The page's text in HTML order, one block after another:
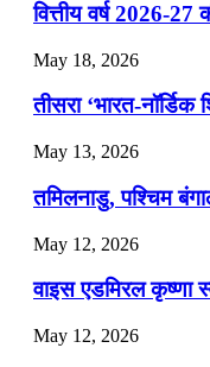
July 22, 2026
📝 डेली करेंट
July 19, 2026
📝 डेली करेंट
July 16, 2026
📝 डेली करेंट
वित्तीय वर्ष 2026-27
May 18, 2026
तीसरा ‘भारत-
May 13, 2026
तमिलनाडु, पश्चिम
May 12, 2026
वाइस एडमिरल कृष्णा
May 12, 2026